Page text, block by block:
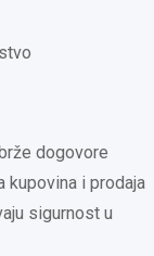
dogovore
kupovina i prodaja
sigurnost u